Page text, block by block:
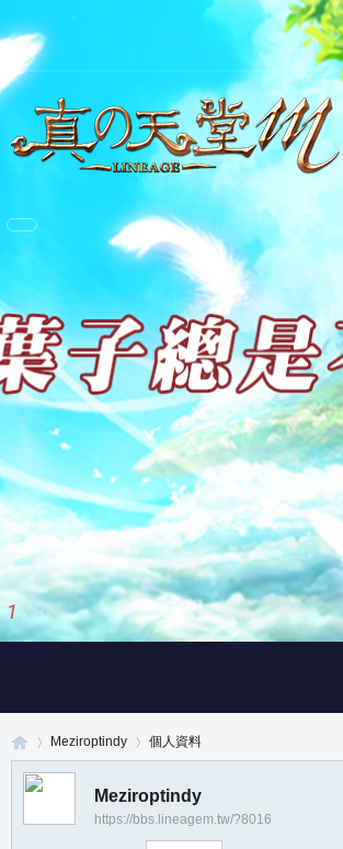
1 / 3
Meziroptindy 個人資料
Meziroptindy
https://bbs.lineagem.tw/?8016